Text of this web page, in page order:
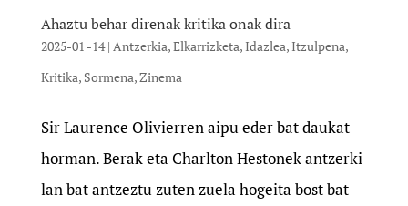
Ahaztu behar direnak kritika onak dira
2025-01 -14| Antzerkia,Elkarrizketa,Idazlea,Itzulpena,
Kritika, Sormena,Zinema
Sir Laurence Olivierren aipu eder bat daukat
horman. Berak eta Charlton Hestonek antzerki
lan bat antzeztu zuten zuela hogeita bost bat